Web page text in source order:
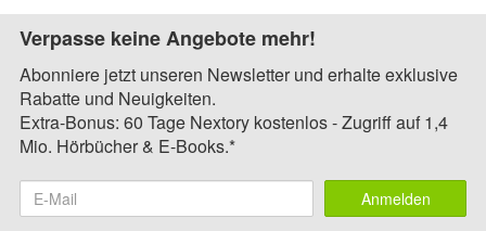
Verpasse keine Angebote mehr!
Abonniere jetzt unseren Newsletter und erhalte exklusive
Rabatte und Neuigkeiten.
Extra-Bonus: 60 Tage Nextory kostenlos - Zugriff auf 1,4
Mio. Hörbücher & E-Books.*
Anmelden